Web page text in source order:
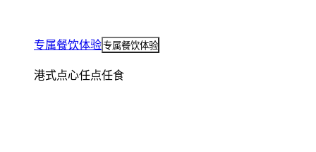
专属餐饮体验专属餐饮体验
港式点心任点任食